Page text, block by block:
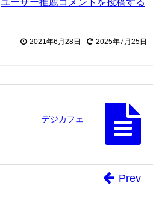
2021年6月28日 2025年7月25日
デジカフェ
Prev